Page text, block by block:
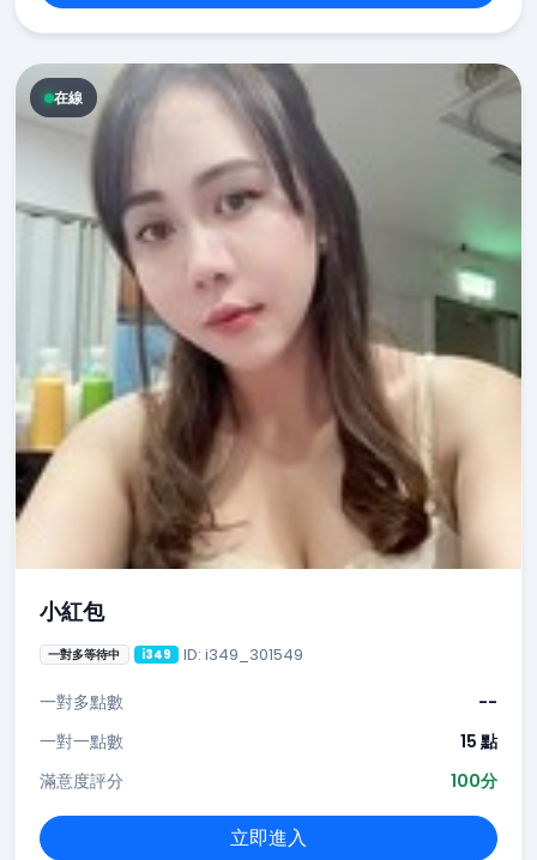
在線
小紅包
一對多等待中 i349 ID: i349_301549
一對多點數
--
一對一點數
15 點
滿意度評分
100分
立即進入